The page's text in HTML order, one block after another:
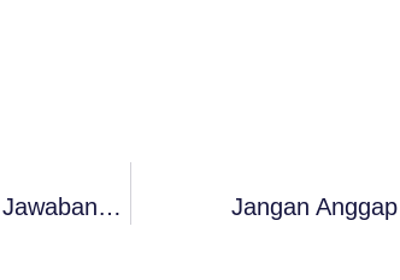
Mengapa Sholat 5 Waktu Disebut Tiang Agama? Ini Jawabannya! Jangan